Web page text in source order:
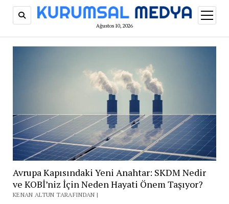
Ağustos 10, 2026
aç
Avrupa Kapısındaki Yeni Anahtar: SKDM Nedir
ve KOBİ’niz İçin Neden Hayati Önem Taşıyor?
KENAN ALTUN TARAFINDAN |